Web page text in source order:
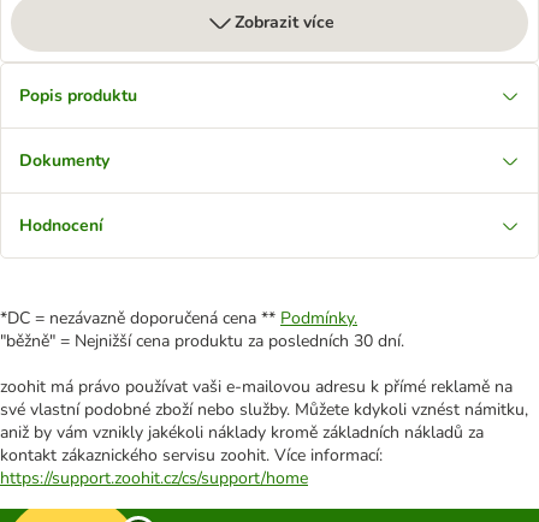
Zobrazit více
Popis produktu
Dokumenty
Hodnocení
*DC = nezávazně doporučená cena ** Podmínky.
"běžně" = Nejnižší cena produktu za posledních 30 dní.
zoohit má právo používat vaši e-mailovou adresu k přímé reklamě na
své vlastní podobné zboží nebo služby. Můžete kdykoli vznést námitku,
aniž by vám vznikly jakékoli náklady kromě základních nákladů za
kontakt zákaznického servisu zoohit. Více informací:
https://support.zoohit.cz/cs/support/home